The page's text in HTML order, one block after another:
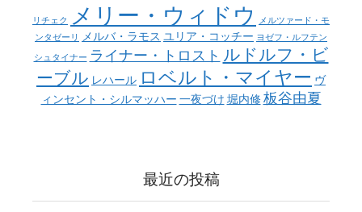
リチェク メリー・ウィドウ メルツァード・モ
ンタゼーリ メルバ・ラモス ユリア・コッチー ヨゼフ・ルフテン
シュタイナー ライナー・トロスト ルドルフ・ビ
ーブル レハール ロベルト・マイヤー ヴ
ィンセント・シルマッハー 一夜づけ 堀内修板谷由夏
最近の投稿